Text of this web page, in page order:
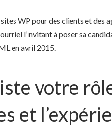
WP pour des clients et des
l’invitant à poser sa
en avril 2015.
votre
et